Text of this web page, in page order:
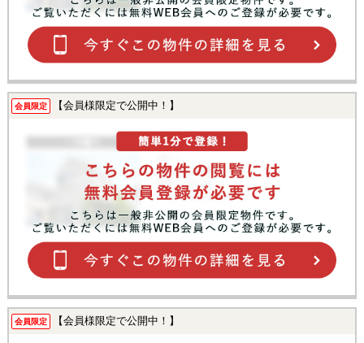
会員限定 【会員様限定で公開中！】
会員限定 【会員様限定で公開中！】